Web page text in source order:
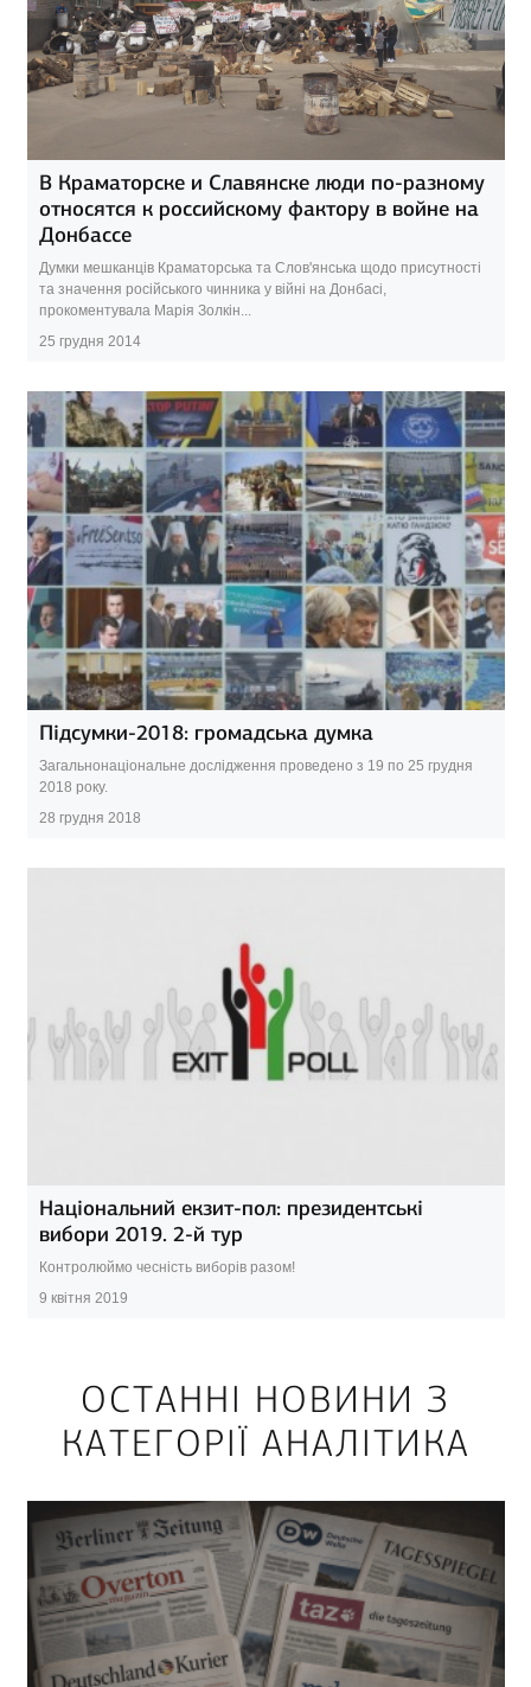
В Краматорске и Славянске люди по-разному
относятся к российскому фактору в войне на
Донбассе
Думки мешканців Краматорська та Слов'янська щодо присутності
та значення російського чинника у війні на Донбасі,
прокоментувала Марія Золкін...
25 грудня 2014
Підсумки-2018: громадська думка
Загальнонаціональне дослідження проведено з 19 по 25 грудня
2018 року.
28 грудня 2018
Національний екзит-пол: президентські
вибори 2019. 2-й тур
Контролюймо чесність виборів разом!
9 квітня 2019
ОСТАННІ НОВИНИ З
КАТЕГОРІЇ АНАЛІТИКА